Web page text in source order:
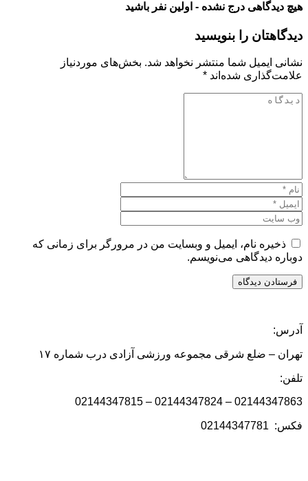
هیچ دیدگاهی درج نشده - اولین نفر باشید
دیدگاهتان را بنویسید
نشانی ایمیل شما منتشر نخواهد شد. بخش‌های موردنیاز
علامت‌گذاری شده‌اند *
ذخیره نام، ایمیل و وبسایت من در مرورگر برای زمانی که
دوباره دیدگاهی می‌نویسم.
آدرس:
تهران – ضلع شرقی مجموعه ورزشی آزادی درب شماره ۱۷
تلفن:
02144347863 – 02144347824 – 02144347815
فکس: 02144347781